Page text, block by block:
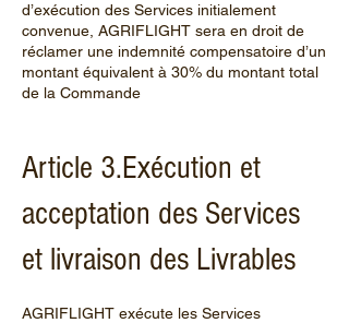
d’exécution des Services initialement
convenue, AGRIFLIGHT sera en droit de
réclamer une indemnité compensatoire d’un
montant équivalent à 30% du montant total
de la Commande
Article 3.Exécution et
acceptation des Services
et livraison des Livrables
AGRIFLIGHT exécute les Services